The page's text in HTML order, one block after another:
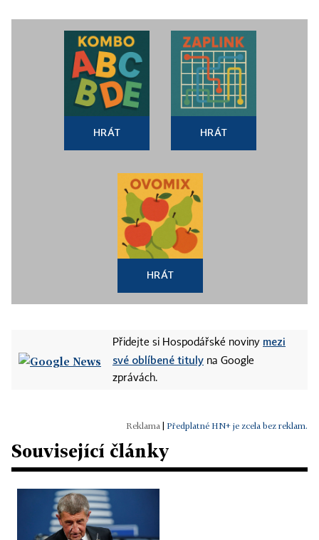
HRÁT HRÁT
HRÁT
Přidejte si Hospodářské noviny mezi
své oblíbené tituly na Google
zprávách.
Předplatné HN+ je zcela bez reklam.
Související články